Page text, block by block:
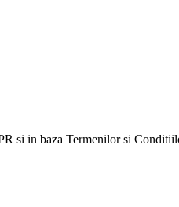
si in baza Termenilor si